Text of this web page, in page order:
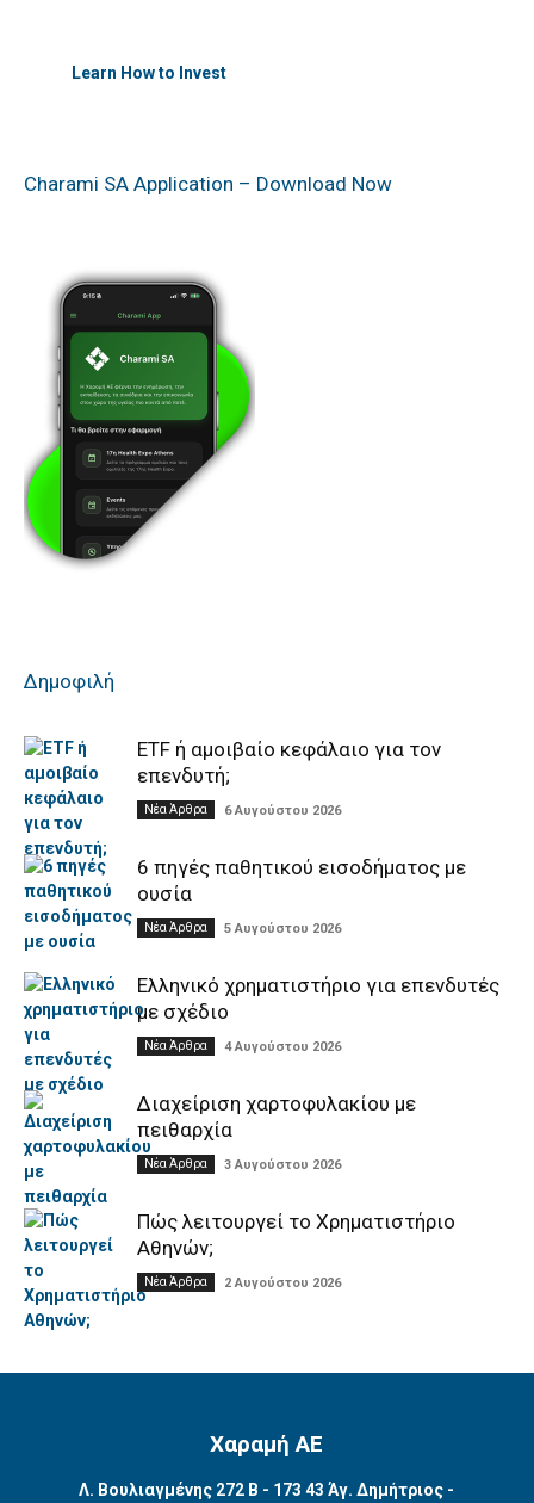
Learn How to Invest
Charami SA Application – Download Now
Δημοφιλή
ETF ή αμοιβαίο κεφάλαιο για τον
επενδυτή;
Νέα Άρθρα 6 Αυγούστου 2026
6 πηγές παθητικού εισοδήματος με
ουσία
Νέα Άρθρα 5 Αυγούστου 2026
Ελληνικό χρηματιστήριο για επενδυτές
με σχέδιο
Νέα Άρθρα 4 Αυγούστου 2026
Διαχείριση χαρτοφυλακίου με
πειθαρχία
Νέα Άρθρα 3 Αυγούστου 2026
Πώς λειτουργεί το Χρηματιστήριο
Αθηνών;
Νέα Άρθρα 2 Αυγούστου 2026
Χαραμή ΑΕ
Λ. Βουλιαγμένης 272 Β - 173 43 Άγ. Δημήτριος -